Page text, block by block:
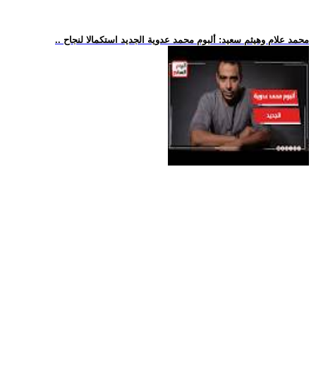
.. محمد علام وهيثم سعيد: ألبوم محمد عدوية الجديد استكمالا لنجاح